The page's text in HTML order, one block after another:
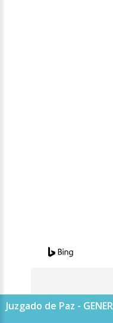
Juzgado de Paz -